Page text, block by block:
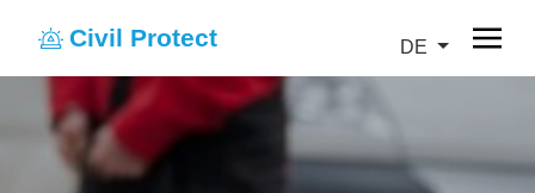
Civil Protect DE